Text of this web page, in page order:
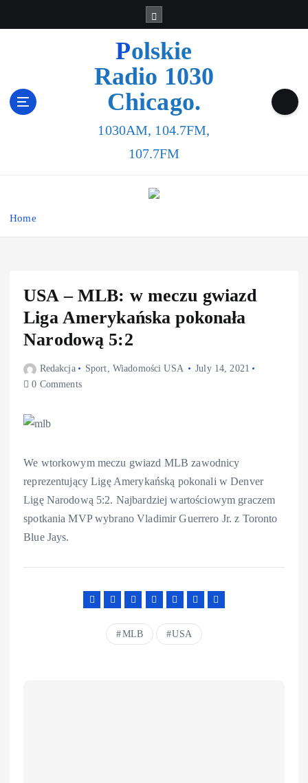
Polskie
Radio 1030
Chicago.
1030AM, 104.7FM,
107.7FM
Home
USA – MLB: w meczu gwiazd
Liga Amerykańska pokonała
Narodową 5:2
Redakcja Sport, Wiadomości USA
July 14, 2021
0 Comments
We wtorkowym meczu gwiazd MLB zawodnicy
reprezentujący Ligę Amerykańską pokonali w Denver
Ligę Narodową 5:2. Najbardziej wartościowym graczem
spotkania MVP wybrano Vladimir Guerrero Jr. z Toronto
Blue Jays.
MLB USA